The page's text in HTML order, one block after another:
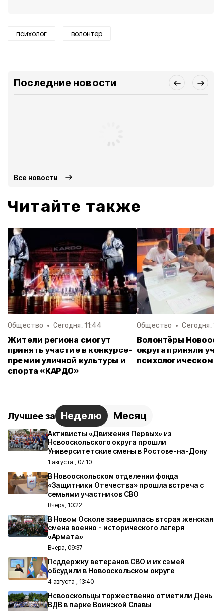
психолог волонтер
Последние новости
Все новости
Читайте также
Общество Сегодня, 11:44
Жители региона смогут
принять участие в конкурсе-
премии уличной культуры и
спорта «КАРДО»
Общество Сегодня,
Волонтёры
округа приняли
психологическом
Лучшее за Неделю Месяц
Активисты «Движения Первых» из
Новооскольского округа прошли
Университетские смены в Ростове-на-Дону
1 августа , 07:10
В Новооскольском отделении фонда
«Защитники Отечества» прошла встреча с
семьями участников СВО
Вчера, 10:22
В Новом Осколе завершилась вторая женская
смена военно - исторического лагеря
«Армата»
Вчера, 09:37
Поддержку ветеранов СВО и их семей
обсудили в Новооскольском округе
4 августа , 13:40
Новооскольцы торжественно отметили День
ВДВ в парке Воинской Славы